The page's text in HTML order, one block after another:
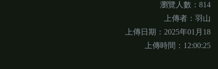
瀏覽人數：814
上傳者：羽山
上傳日期：2025年01月18
上傳時間：12:00:25